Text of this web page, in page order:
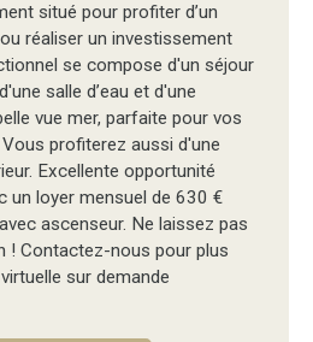
situé pour profiter d’un
réaliser un investissement
se compose d'un séjour
salle d’eau et d'une
vue mer, parfaite pour vos
profiterez aussi d'une
Excellente opportunité
un loyer mensuel de 630 €
ascenseur. Ne laissez pas
! Contactez-nous pour plus
sur demande